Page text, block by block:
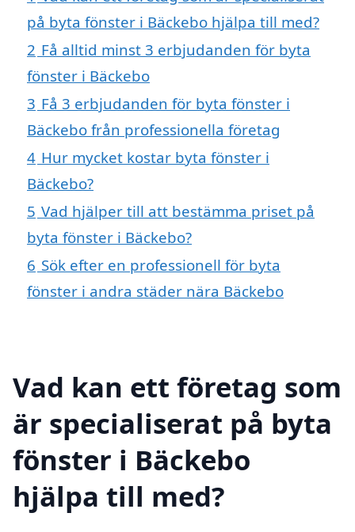
på byta fönster i Bäckebo hjälpa till med?
2 Få alltid minst 3 erbjudanden för byta
fönster i Bäckebo
3 Få 3 erbjudanden för byta fönster i
Bäckebo från professionella företag
4 Hur mycket kostar byta fönster i
Bäckebo?
5 Vad hjälper till att bestämma priset på
byta fönster i Bäckebo?
6 Sök efter en professionell för byta
fönster i andra städer nära Bäckebo
Vad kan ett företag som
är specialiserat på byta
fönster i Bäckebo
hjälpa till med?